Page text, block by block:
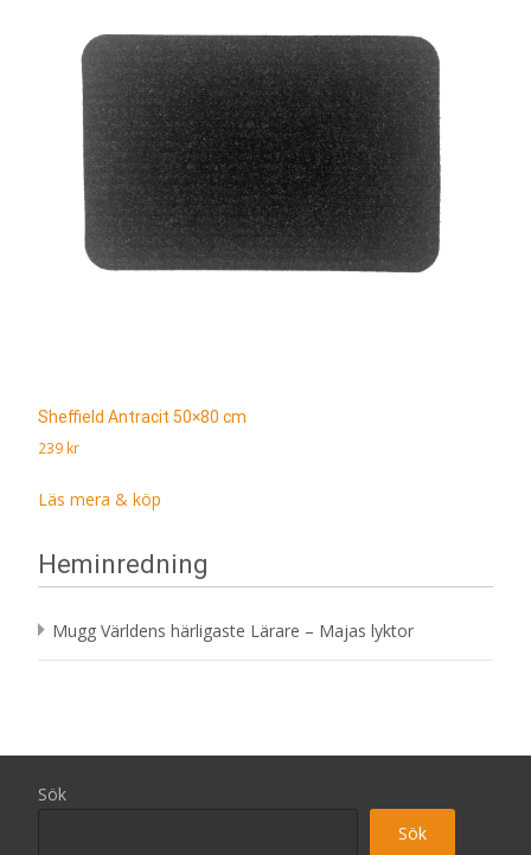
Sheffield Antracit 50×80 cm
239 kr
Läs mera & köp
Heminredning
Mugg Världens härligaste Lärare – Majas lyktor
Sök
Sök